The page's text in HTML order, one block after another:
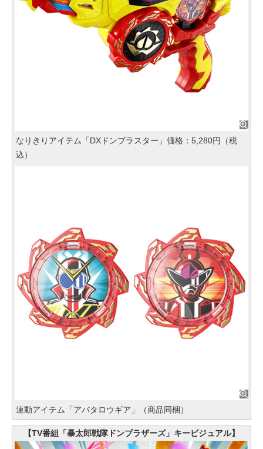
なりきりアイテム「DXドンブラスター」価格：5,280円（税
込）
連動アイテム「アバタロウギア」（商品同梱）
【TV番組「暴太郎戦隊ドンブラザーズ」キービジュアル】